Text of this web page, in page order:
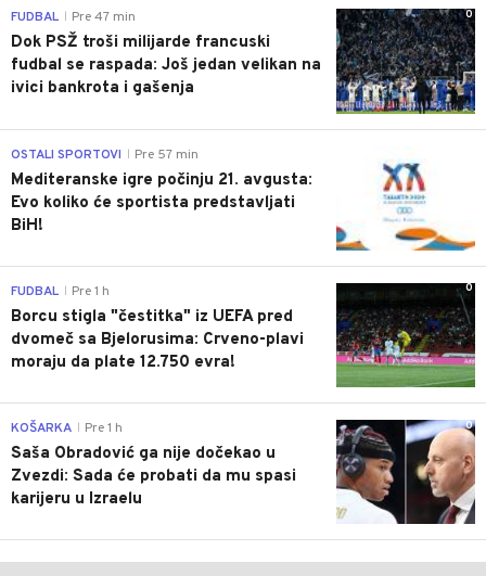
0
FUDBAL Pre 47 min
Dok PSŽ troši milijarde francuski
fudbal se raspada: Još jedan velikan na
ivici bankrota i gašenja
OSTALI SPORTOVI Pre 57 min
Mediteranske igre počinju 21. avgusta:
Evo koliko će sportista predstavljati
BiH!
0
FUDBAL Pre 1 h
Borcu stigla "čestitka" iz UEFA pred
dvomeč sa Bjelorusima: Crveno-plavi
moraju da plate 12.750 evra!
0
KOŠARKA Pre 1 h
Saša Obradović ga nije dočekao u
Zvezdi: Sada će probati da mu spasi
karijeru u Izraelu